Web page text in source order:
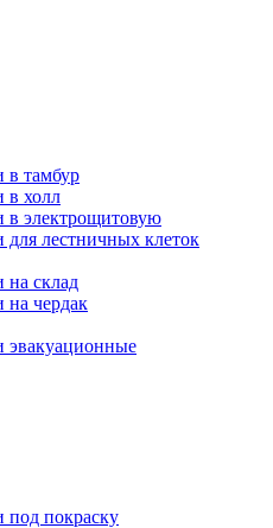
в тамбур
в холл
в электрощитовую
лестничных клеток
склад
чердак
эвакуационные
покраску